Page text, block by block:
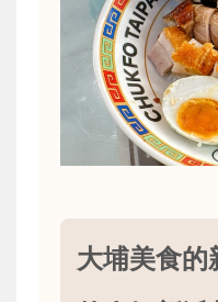
大埔美食的